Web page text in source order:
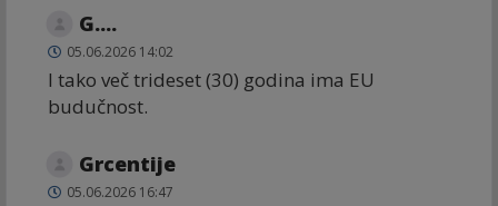
G....
05.06.2026 14:02
I tako več trideset (30) godina ima EU
budučnost.
Grcentije
05.06.2026 16:47